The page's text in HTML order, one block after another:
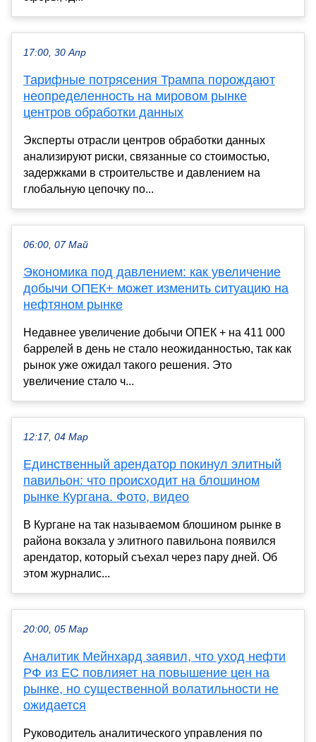
17:00, 30 Апр
Тарифные потрясения Трампа порождают
неопределенность на мировом рынке
центров обработки данных
Эксперты отрасли центров обработки данных
анализируют риски, связанные со стоимостью,
задержками в строительстве и давлением на
глобальную цепочку по...
06:00, 07 Май
Экономика под давлением: как увеличение
добычи ОПЕК+ может изменить ситуацию на
нефтяном рынке
Недавнее увеличение добычи ОПЕК + на 411 000
баррелей в день не стало неожиданностью, так как
рынок уже ожидал такого решения. Это
увеличение стало ч...
12:17, 04 Мар
Единственный арендатор покинул элитный
павильон: что происходит на блошином
рынке Кургана. Фото, видео
В Кургане на так называемом блошином рынке в
района вокзала у элитного павильона появился
арендатор, который съехал через пару дней. Об
этом журналис...
20:00, 05 Мар
Аналитик Мейнхард заявил, что уход нефти
РФ из ЕС повлияет на повышение цен на
рынке, но существенной волатильности не
ожидается
Руководитель аналитического управления по